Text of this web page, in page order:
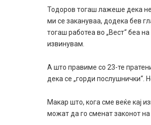
Тодоров тогаш лажеше дека
ми се закануваа, додека бев
тогаш работеа во „Вест“ беа
извинувам.
А што правиме со 23-те
дека се „горди послушнички“.
Макар што, кога сме веќе кај
можат да го сменат законот